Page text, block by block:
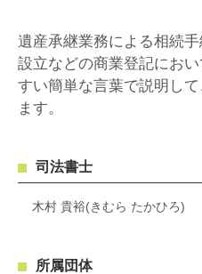
遺産承継業務による相続
設立などの商業登記にお
すい簡単な言葉で説明し
ます。
司法書士
木村 貴裕(きむら たかひろ)
所属団体